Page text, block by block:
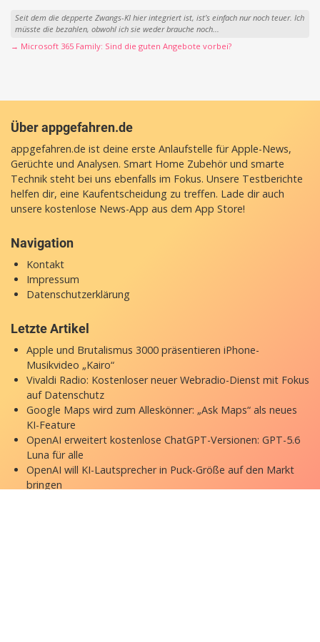
Seit dem die depperte Zwangs-KI hier integriert ist, ist’s einfach nur noch teuer. Ich
müsste die bezahlen, obwohl ich sie weder brauche noch...
→ Microsoft 365 Family: Sind die guten Angebote vorbei?
Über appgefahren.de
appgefahren.de ist deine erste Anlaufstelle für Apple-News,
Gerüchte und Analysen. Smart Home Zubehör und smarte
Technik steht bei uns ebenfalls im Fokus. Unsere Testberichte
helfen dir, eine Kaufentscheidung zu treffen. Lade dir auch
unsere kostenlose News-App aus dem App Store!
Navigation
Kontakt
Impressum
Datenschutzerklärung
Letzte Artikel
Apple und Brutalismus 3000 präsentieren iPhone-
Musikvideo „Kairo“
Vivaldi Radio: Kostenloser neuer Webradio-Dienst mit Fokus
auf Datenschutz
Google Maps wird zum Alleskönner: „Ask Maps“ als neues
KI-Feature
OpenAI erweitert kostenlose ChatGPT-Versionen: GPT-5.6
Luna für alle
OpenAI will KI-Lautsprecher in Puck-Größe auf den Markt
bringen